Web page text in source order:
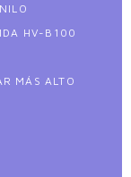
HV-B100
MÁS ALTO